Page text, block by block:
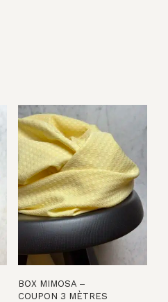
BOX MIMOSA –
COUPON 3 MÈTRES